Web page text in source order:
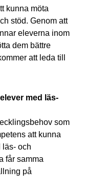
kunna möta
stöd. Genom att
eleverna inom
dem bättre
att leda till
med läs-
som
att kunna
läs- och
får samma
på